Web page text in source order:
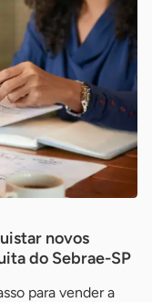
novos
do Sebrae-SP
para vender a